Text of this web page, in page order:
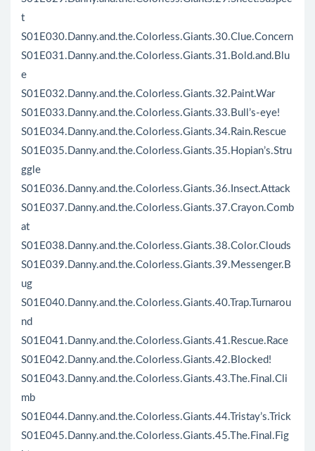
t
S01E030.Danny.and.the.Colorless.Giants.30.Clue.Concern
S01E031.Danny.and.the.Colorless.Giants.31.Bold.and.Blu
e
S01E032.Danny.and.the.Colorless.Giants.32.Paint.War
S01E033.Danny.and.the.Colorless.Giants.33.Bull’s-eye!
S01E034.Danny.and.the.Colorless.Giants.34.Rain.Rescue
S01E035.Danny.and.the.Colorless.Giants.35.Hopian’s.Stru
ggle
S01E036.Danny.and.the.Colorless.Giants.36.Insect.Attack
S01E037.Danny.and.the.Colorless.Giants.37.Crayon.Comb
at
S01E038.Danny.and.the.Colorless.Giants.38.Color.Clouds
S01E039.Danny.and.the.Colorless.Giants.39.Messenger.B
ug
S01E040.Danny.and.the.Colorless.Giants.40.Trap.Turnarou
nd
S01E041.Danny.and.the.Colorless.Giants.41.Rescue.Race
S01E042.Danny.and.the.Colorless.Giants.42.Blocked!
S01E043.Danny.and.the.Colorless.Giants.43.The.Final.Cli
mb
S01E044.Danny.and.the.Colorless.Giants.44.Tristay’s.Trick
S01E045.Danny.and.the.Colorless.Giants.45.The.Final.Fig